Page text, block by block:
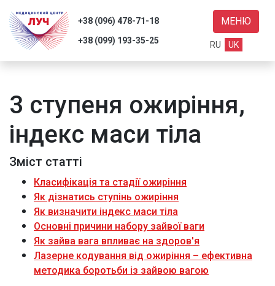
+38 (096) 478-71-18
+38 (099) 193-35-25
МЕНЮ
RU UK
Пошук
3 ступеня ожиріння,
індекс маси тіла
Зміст статті
Класифікація та стадії ожиріння
Як дізнатись ступінь ожиріння
Як визначити індекс маси тіла
Основні причини набору зайвої ваги
Як зайва вага впливає на здоров'я
Лазерне кодування від ожиріння – ефективна
методика боротьби із зайвою вагою